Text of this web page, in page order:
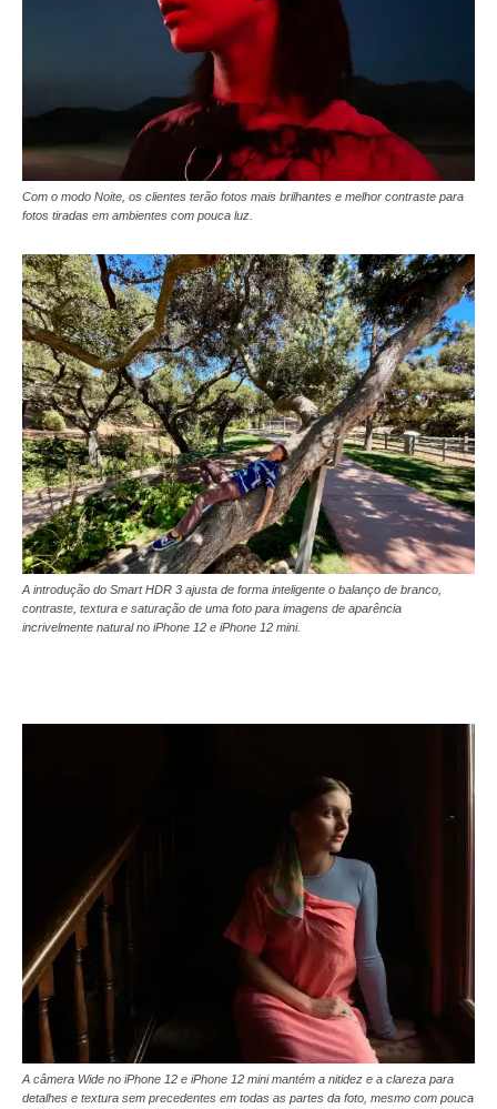
Com o modo Noite, os clientes terão fotos mais brilhantes e melhor contraste para
fotos tiradas em ambientes com pouca luz.
A introdução do Smart HDR 3 ajusta de forma inteligente o balanço de branco,
contraste, textura e saturação de uma foto para imagens de aparência
incrivelmente natural no iPhone 12 e iPhone 12 mini.
A câmera Wide no iPhone 12 e iPhone 12 mini mantém a nitidez e a clareza para
detalhes e textura sem precedentes em todas as partes da foto, mesmo com pouca